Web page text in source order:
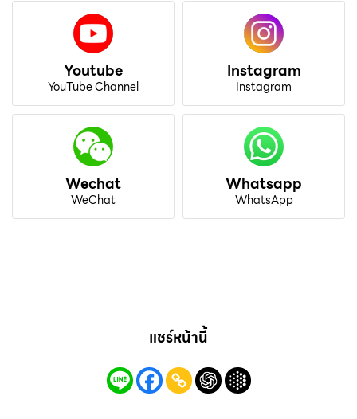
Youtube
YouTube Channel
Instagram
Instagram
Wechat
WeChat
Whatsapp
WhatsApp
แชร์หน้านี้